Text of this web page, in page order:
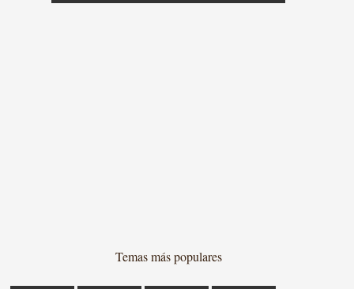
Temas más populares